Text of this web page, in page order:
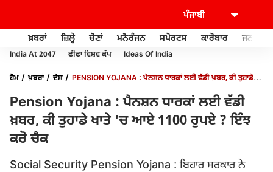
ਖ਼ਬਰਾਂ ਜ਼ਿਲ੍ਹੇ ਚੋਣਾਂ ਮਨੋਰੰਜਨ ਸਪੋਰਟਸ ਕਾਰੋਬਾਰ ਜਨਰਲ
India At 2047 ਫੀਫਾ ਵਿਸ਼ਵ ਕੱਪ Ideas Of India
ਹੋਮ ਖ਼ਬਰਾਂ ਦੇਸ਼
PENSION YOJANA : ਪੈਨਸ਼ਨ ਧਾਰਕਾਂ ਲਈ ਵੱਡੀ ਖ਼ਬਰ, ਕੀ ਤੁਹਾਡੇ
Pension Yojana : ਪੈਨਸ਼ਨ ਧਾਰਕਾਂ ਲਈ ਵੱਡੀ
ਖ਼ਬਰ, ਕੀ ਤੁਹਾਡੇ ਖਾਤੇ 'ਚ ਆਏ 1100 ਰੁਪਏ ? ਇੰਝ
ਕਰੋ ਚੈਕ
Social Security Pension Yojana : ਬਿਹਾਰ ਸਰਕਾਰ ਨੇ